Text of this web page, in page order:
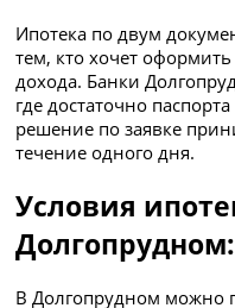
Ипотека по двум
тем, кто хочет
дохода. Банки
где достаточно
решение по заявке
течение одного дня.
Условия
В Долгопрудном можно